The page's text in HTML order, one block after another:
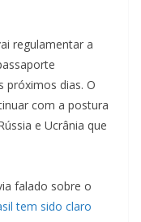
regulamentar a
próximos dias. O
com a postura
e Ucrânia que
falado sobre o
tem sido claro